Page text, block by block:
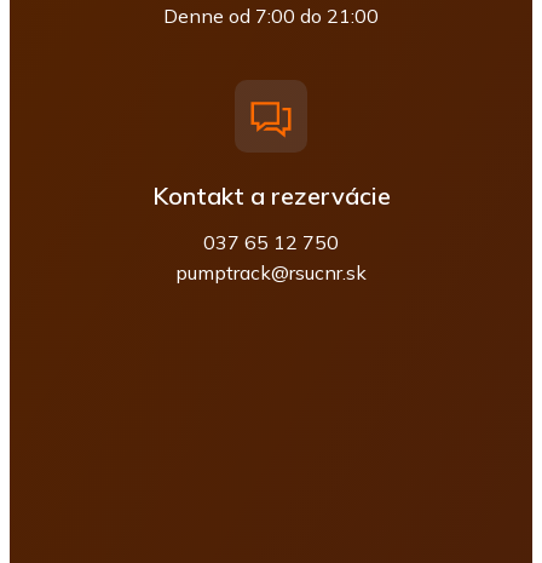
Denne od 7:00 do 21:00
Kontakt a rezervácie
037 65 12 750
pumptrack@rsucnr.sk